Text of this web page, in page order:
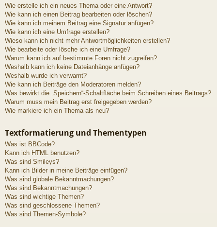
Wie erstelle ich ein neues Thema oder eine Antwort?
Wie kann ich einen Beitrag bearbeiten oder löschen?
Wie kann ich meinem Beitrag eine Signatur anfügen?
Wie kann ich eine Umfrage erstellen?
Wieso kann ich nicht mehr Antwortmöglichkeiten erstellen?
Wie bearbeite oder lösche ich eine Umfrage?
Warum kann ich auf bestimmte Foren nicht zugreifen?
Weshalb kann ich keine Dateianhänge anfügen?
Weshalb wurde ich verwarnt?
Wie kann ich Beiträge den Moderatoren melden?
Was bewirkt die „Speichern“-Schaltfläche beim Schreiben eines Beitrags?
Warum muss mein Beitrag erst freigegeben werden?
Wie markiere ich ein Thema als neu?
Textformatierung und Thementypen
Was ist BBCode?
Kann ich HTML benutzen?
Was sind Smileys?
Kann ich Bilder in meine Beiträge einfügen?
Was sind globale Bekanntmachungen?
Was sind Bekanntmachungen?
Was sind wichtige Themen?
Was sind geschlossene Themen?
Was sind Themen-Symbole?